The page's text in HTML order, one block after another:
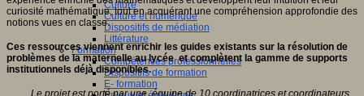
Culture
Culture et numérique
Dispositifs de médiation
Littérature
Formation
Compétences professionnelles
Dispositifs de formation
E- formation
curiosité mathématique, tout en acquérant une compréhension approfondie des
notions vues en classe.
Ces ressources viennent enrichir les guides existants sur la résolution de
problèmes de la maternelle au lycée et complètent la gamme de supports
institutionnels déjà disponibles.
Le projet est porté par une équipe de 10 coordinatrices et coordinateurs